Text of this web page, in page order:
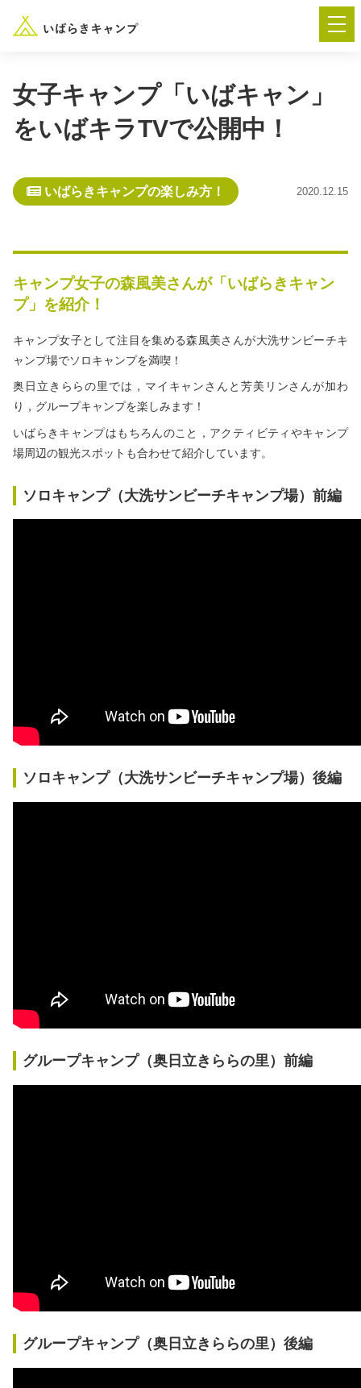
― AUTUMN FESTA 2026 ―
楽しみ方 新着情報
海辺キャンプ
湖畔キャンプ
利用規約
女子キャンプ「いばキャン」
をいばキラTVで公開中！
いばらきキャンプの楽しみ方！ 2020.12.15
キャンプ女子の森風美さんが「いばらきキャン
プ」を紹介！
キャンプ女子として注目を集める森風美さんが大洗サンビーチキ
ャンプ場でソロキャンプを満喫！
奥日立きららの里では，マイキャンさんと芳美リンさんが加わ
り，グループキャンプを楽しみます！
いばらきキャンプはもちろんのこと，アクティビティやキャンプ
場周辺の観光スポットも合わせて紹介しています。
ソロキャンプ（大洗サンビーチキャンプ場）前編
ソロキャンプ（大洗サンビーチキャンプ場）後編
グループキャンプ（奥日立きららの里）前編
グループキャンプ（奥日立きららの里）後編